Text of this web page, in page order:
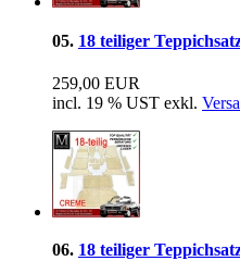
05. 18 teiliger
259,00 EUR
incl. 19 % UST exkl.
06. 18 teiliger